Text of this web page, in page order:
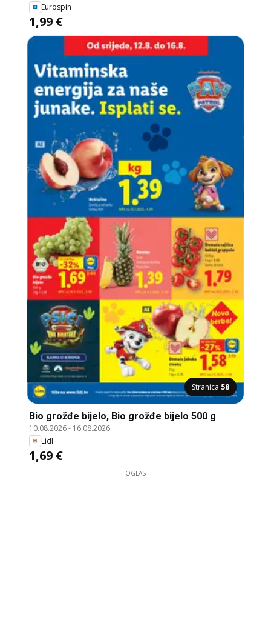
Eurospin
1,99 €
Stranica 58
Bio grožđe bijelo, Bio grožđe bijelo 500 g
10.08.2026- 16.08.2026
Lidl
1,69 €
OGLAS